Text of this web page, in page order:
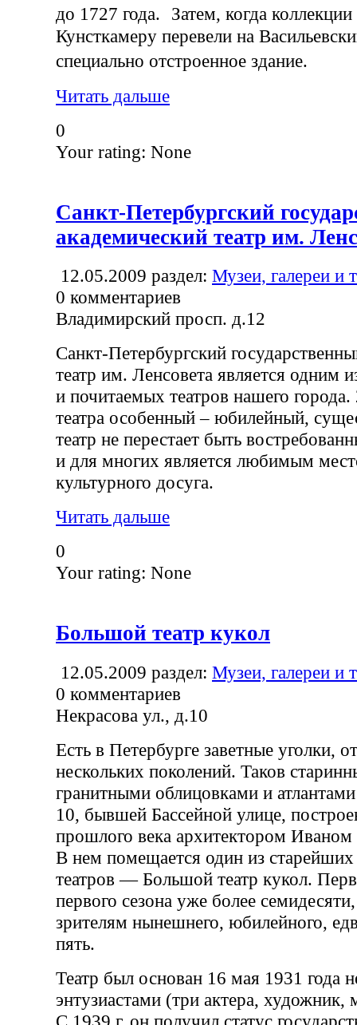
до 1727 года. Затем, когда коллекции
Кунсткамеру перевели на
специально отстроенное здание.
Читать дальше
0
Your rating: None
Санкт-Петербургский
академический театр им.
12.05.2009 раздел: Музеи, галереи и
0 комментариев
Владимирский просп. д.12
Санкт-Петербургский
театр им. Ленсовета является одним
и почитаемых театров нашего города.
театра особенный – юбилейный,
театр не перестает быть
и для многих является любимым
культурного досуга.
Читать дальше
0
Your rating: None
Большой театр кукол
12.05.2009 раздел: Музеи, галереи и
0 комментариев
Некрасова ул., д.10
Есть в Петербурге заветные уголки,
нескольких поколений. Таков
гранитными облицовками и
10, бывшей Бассейной улице,
прошлого века архитектором
В нем помещается один из старейших
театров — Большой театр кукол.
первого сезона уже более
зрителям нынешнего, юбилейного,
пять.
Театр был основан 16 мая 1931 года
энтузиастами (три актера, художник,